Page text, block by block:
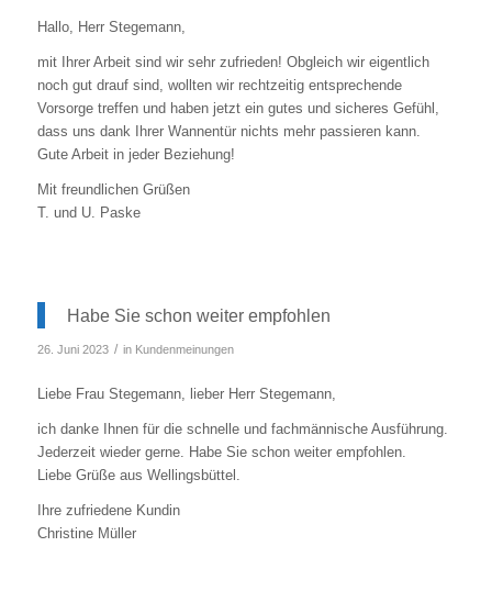
Hallo, Herr Stegemann,
mit Ihrer Arbeit sind wir sehr zufrieden! Obgleich wir eigentlich
noch gut drauf sind, wollten wir rechtzeitig entsprechende
Vorsorge treffen und haben jetzt ein gutes und sicheres Gefühl,
dass uns dank Ihrer Wannentür nichts mehr passieren kann.
Gute Arbeit in jeder Beziehung!
Mit freundlichen Grüßen
T. und U. Paske
Habe Sie schon weiter empfohlen
26. Juni 2023 / in Kundenmeinungen
Liebe Frau Stegemann, lieber Herr Stegemann,
ich danke Ihnen für die schnelle und fachmännische Ausführung.
Jederzeit wieder gerne. Habe Sie schon weiter empfohlen.
Liebe Grüße aus Wellingsbüttel.
Ihre zufriedene Kundin
Christine Müller